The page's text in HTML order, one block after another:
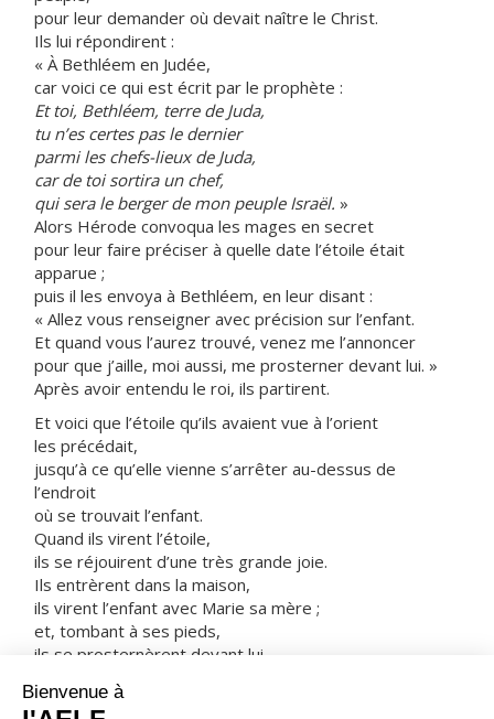
pour leur demander où devait naître le Christ.
Ils lui répondirent :
« À Bethléem en Judée,
car voici ce qui est écrit par le prophète :
Et toi, Bethléem, terre de Juda,
tu n’es certes pas le dernier
parmi les chefs-lieux de Juda,
car de toi sortira un chef,
qui sera le berger de mon peuple Israël. »
Alors Hérode convoqua les mages en secret
pour leur faire préciser à quelle date l’étoile était
apparue ;
puis il les envoya à Bethléem, en leur disant :
« Allez vous renseigner avec précision sur l’enfant.
Et quand vous l’aurez trouvé, venez me l’annoncer
pour que j’aille, moi aussi, me prosterner devant lui. »
Après avoir entendu le roi, ils partirent.
Et voici que l’étoile qu’ils avaient vue à l’orient
les précédait,
jusqu’à ce qu’elle vienne s’arrêter au-dessus de
l’endroit
où se trouvait l’enfant.
Quand ils virent l’étoile,
ils se réjouirent d’une très grande joie.
Ils entrèrent dans la maison,
ils virent l’enfant avec Marie sa mère ;
et, tombant à ses pieds,
ils se prosternèrent devant lui.
et lui offrirent leurs présents :